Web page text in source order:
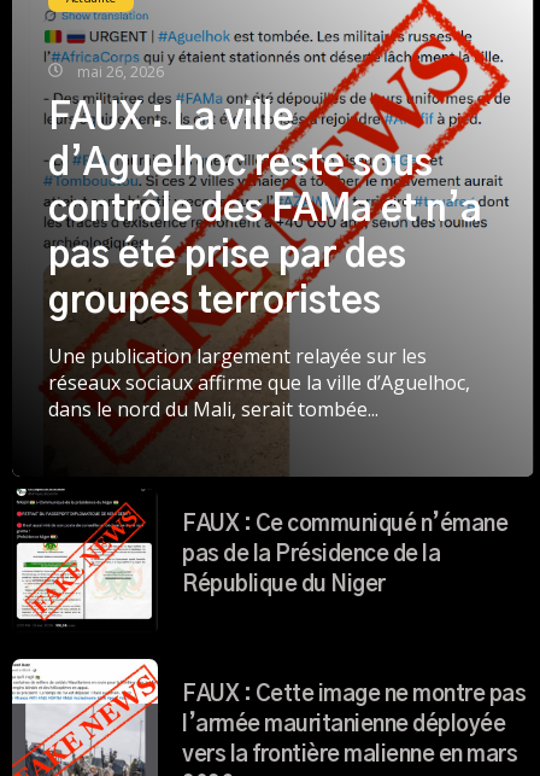
Actualité
mai 26, 2026
FAUX : La ville
d’Aguelhoc reste sous
contrôle des FAMa et n’a
pas été prise par des
groupes terroristes
Une publication largement relayée sur les
réseaux sociaux affirme que la ville d’Aguelhoc,
dans le nord du Mali, serait tombée...
FAUX : Ce communiqué n’émane
pas de la Présidence de la
FAUX : Cette image ne montre pas
l’armée mauritanienne déployée